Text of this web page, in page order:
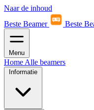
Naar de inhoud
Beste Beamer
Beste
Menu
Home Alle beamers
Informatie